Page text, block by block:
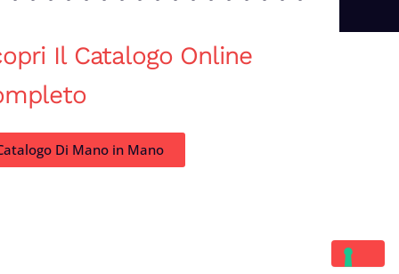
Il Catalogo Online
Di Mano in Mano